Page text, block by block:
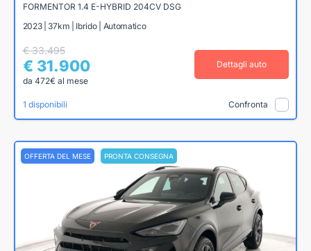
FORMENTOR 1.4 E-HYBRID 204CV DSG
2023 | 37km | Ibrido | Automatico
€ 33.495
€ 31.900
da 472€ al mese
Dettagli auto
1 disponibili Confronta
OFFERTA DEL MESE PRONTA CONSEGNA